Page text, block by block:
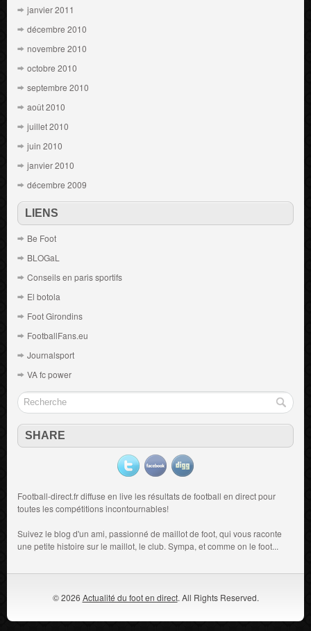
janvier 2011
décembre 2010
novembre 2010
octobre 2010
septembre 2010
août 2010
juillet 2010
juin 2010
janvier 2010
décembre 2009
LIENS
Be Foot
BLOGaL
Conseils en paris sportifs
El botola
Foot Girondins
FootballFans.eu
Journalsport
VA fc power
SHARE
Football-direct.fr diffuse en live les résultats de football en directpour
toutes les compétitions incontournables!
Suivez le blog d'un ami, passionné de maillot de foot, qui vous raconte
une petite histoire sur le maillot, le club. Sympa, et comme on le foot...
© 2026 Actualité du foot en direct. All Rights Reserved.